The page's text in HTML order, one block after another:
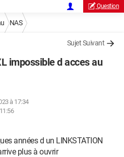
Question
NAS
Sujet Suivant
impossible d acces au
à 17:34
années d un LINKSTATION
plus à ouvrir